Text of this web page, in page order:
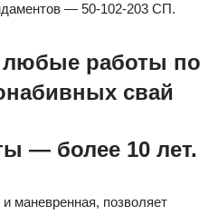
— 50-102-203 СП.
работы по
свай
— более 10 лет.
маневренная, позволяет